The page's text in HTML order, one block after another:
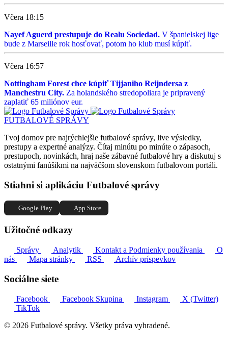
Včera 18:15
Nayef Aguerd prestupuje do Realu Sociedad. V španielskej lige
bude z Marseille rok hosťovať, potom ho klub musí kúpiť.
Včera 16:57
Nottingham Forest chce kúpiť Tijjaniho Reijndersa z
Manchestru City. Za holandského stredopoliara je pripravený
zaplatiť 65 miliónov eur.
FUTBALOVÉ SPRÁVY
Tvoj domov pre najrýchlejšie futbalové správy, live výsledky,
prestupy a expertné analýzy. Čítaj minútu po minúte o zápasoch,
prestupoch, novinkách, hraj naše zábavné futbalové hry a diskutuj s
ostatnými fanúšikmi na najväčšom slovenskom futbalovom portáli.
Stiahni si aplikáciu Futbalové správy
Google Play App Store
Užitočné odkazy
Správy Analytik Kontakt a Podmienky používania
O
nás
Mapa stránky RSS Archív príspevkov
Sociálne siete
Facebook Facebook Skupina Instagram
X (Twitter)
TikTok
© 2026 Futbalové správy. Všetky práva vyhradené.